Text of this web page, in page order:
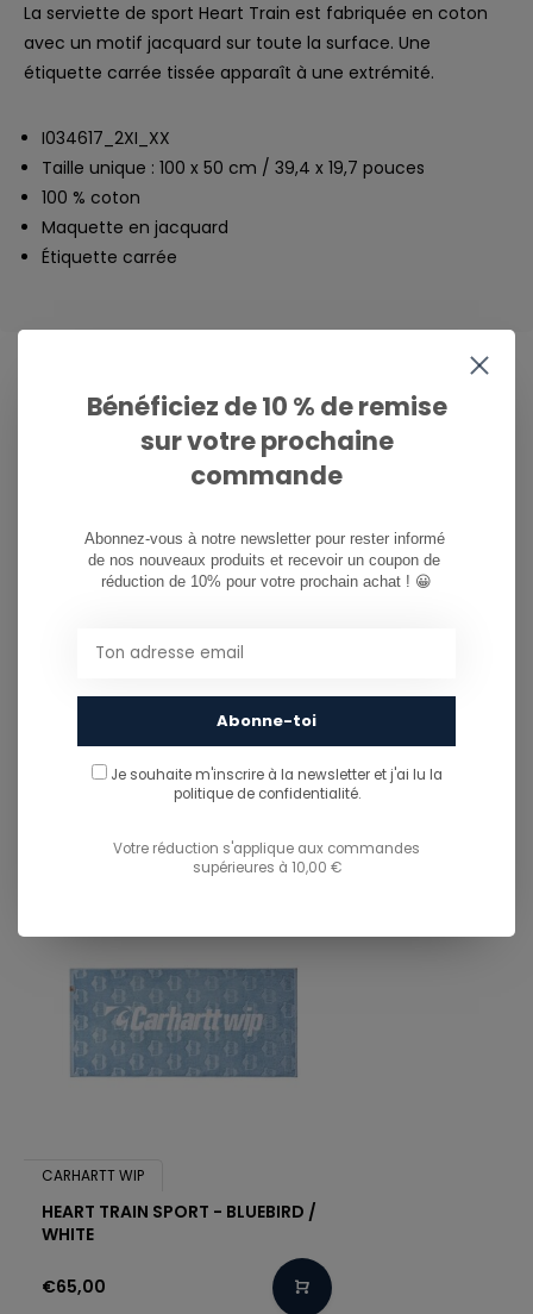
La serviette de sport Heart Train est fabriquée en coton
avec un motif jacquard sur toute la surface. Une
étiquette carrée tissée apparaît à une extrémité.
I034617_2XI_XX
Taille unique : 100 x 50 cm / 39,4 x 19,7 pouces
100 % coton
Maquette en jacquard
Étiquette carrée
CAN WE HELP?
Service à la clientèle:
081/260.730
info@ostreet.be
You might also like...
TU POURRAIS AUSSI AIMER...
CARHARTT WIP
HEART TRAIN SPORT - BLUEBIRD /
WHITE
€65,00
Bénéficiez de 10 % de remise
sur votre prochaine
commande
Abonnez-vous à notre newsletter pour rester informé
de nos nouveaux produits et recevoir un coupon de
réduction de 10% pour votre prochain achat ! 😀
Abonne-toi
Je souhaite m'inscrire à la newsletter et j'ai lu la
politique de confidentialité.
Votre réduction s'applique aux commandes
supérieures à 10,00 €